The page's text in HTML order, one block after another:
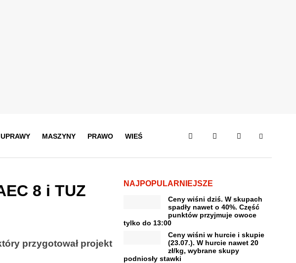
UPRAWY MASZYNY PRAWO WIEŚ
8 i TUZ
przygotował projekt
NAJPOPULARNIEJSZE
Ceny wiśni dziś. W skupach
spadły nawet o 40%. Część
punktów przyjmuje owoce
tylko do 13:00
Ceny wiśni w hurcie i skupie
(23.07.). W hurcie nawet 20
zł/kg, wybrane skupy
podniosły stawki